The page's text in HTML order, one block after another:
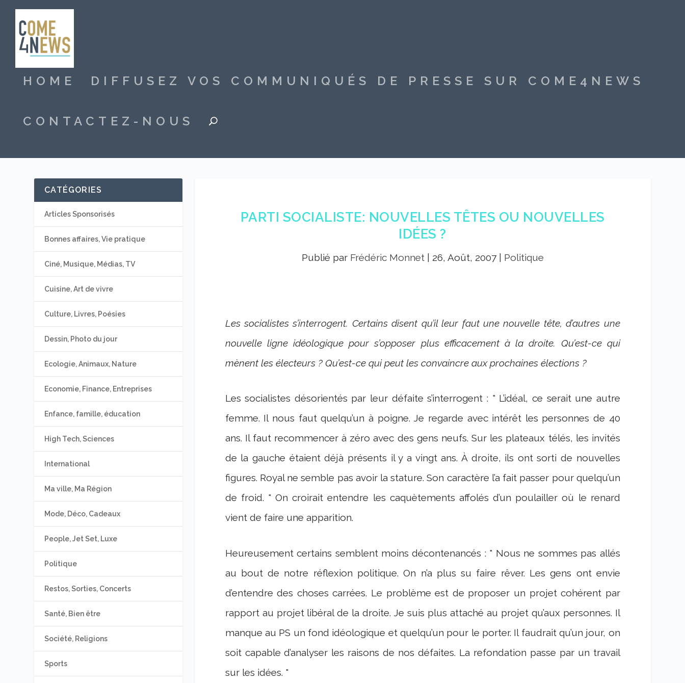
HOME DIFFUSEZ VOS COMMUNIQUÉS DE PRESSE SUR COME4NEWS
CONTACTEZ-NOUS
PARTI SOCIALISTE: NOUVELLES TÊTES OU NOUVELLES
IDÉES ?
Publié par Frédéric Monnet| 26, Août, 2007| Politique
Les socialistes s’interrogent. Certains disent qu’il leur faut une nouvelle tête, d’autres une
nouvelle ligne idéologique pour s’opposer plus efficacement à la droite. Qu’est-ce qui
mènent les électeurs ? Qu’est-ce qui peut les convaincre aux prochaines élections ?
Les socialistes désorientés par leur défaite s’interrogent : " L’idéal, ce serait une autre
femme. Il nous faut quelqu’un à poigne. Je regarde avec intérêt les personnes de 40
ans. Il faut recommencer à zéro avec des gens neufs. Sur les plateaux télés, les invités
de la gauche étaient déjà présents il y a vingt ans. À droite, ils ont sorti de nouvelles
figures. Royal ne semble pas avoir la stature. Son caractère l’a fait passer pour quelqu’un
de froid. " On croirait entendre les caquètements affolés d’un poulailler où le renard
vient de faire une apparition.
Heureusement certains semblent moins décontenancés : " Nous ne sommes pas allés
au bout de notre réflexion politique. On n’a plus su faire rêver. Les gens ont envie
d’entendre des choses carrées. Le problème est de proposer un projet cohérent par
rapport au projet libéral de la droite. Je suis plus attaché au projet qu’aux personnes. Il
manque au PS un fond idéologique et quelqu’un pour le porter. Il faudrait qu’un jour, on
soit capable d’analyser les raisons de nos défaites. La refondation passe par un travail
sur les idées. "
CATÉGORIES
Articles Sponsorisés
Bonnes affaires, Vie pratique
Ciné, Musique, Médias, TV
Cuisine, Art de vivre
Culture, Livres, Poésies
Dessin, Photo du jour
Ecologie, Animaux, Nature
Economie, Finance, Entreprises
Enfance, famille, éducation
High Tech, Sciences
International
Ma ville, Ma Région
Mode, Déco, Cadeaux
People, Jet Set, Luxe
Politique
Restos, Sorties, Concerts
Santé, Bien être
Société, Religions
Sports